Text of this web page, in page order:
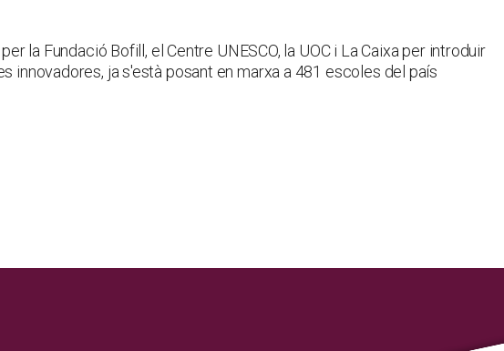
la Fundació Bofill, el Centre UNESCO, la UOC i La Caixa per introduir
innovadores, ja s'està posant en marxa a 481 escoles del país